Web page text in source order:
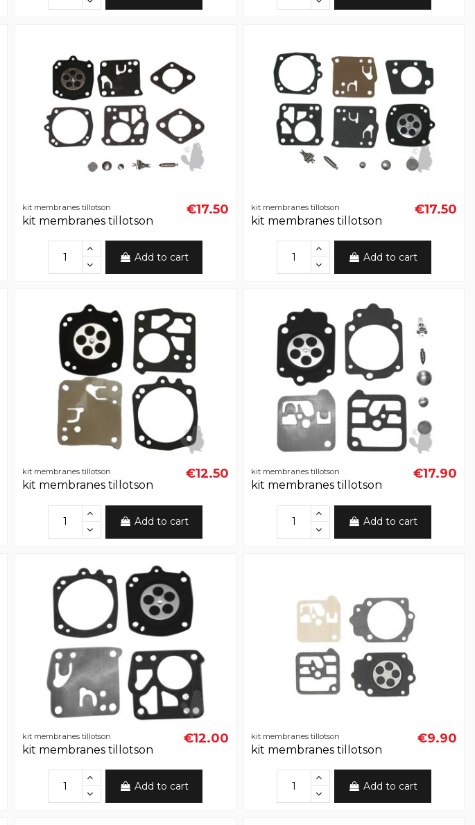
kit membranes tillotson
kit membranes tillotson
€17.50
Add to cart
kit membranes tillotson
kit membranes tillotson
€17.50
Add to cart
kit membranes tillotson
kit membranes tillotson
€12.50
Add to cart
kit membranes tillotson
kit membranes tillotson
€17.90
Add to cart
kit membranes tillotson
kit membranes tillotson
€12.00
Add to cart
kit membranes tillotson
kit membranes tillotson
€9.90
Add to cart